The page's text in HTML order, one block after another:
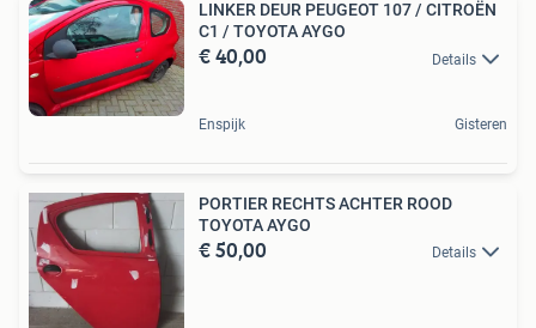
LINKER DEUR PEUGEOT 107 / CITROËN
C1 / TOYOTA AYGO
€ 40,00 Details
Enspijk Gisteren
PORTIER RECHTS ACHTER ROOD
TOYOTA AYGO
€ 50,00 Details